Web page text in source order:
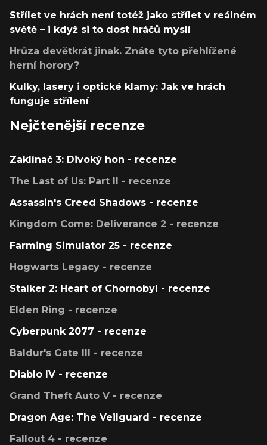
Střílet ve hrách není totéž jako střílet v reálném
světě – i když si to dost hráčů myslí
Hrůza devětkrát jinak. Znáte tyto přehlížené
herní horory?
Kulky, lasery i optické klamy: Jak ve hrách
funguje střílení
Nejčtenější recenze
Zaklínač 3: Divoký hon - recenze
The Last of Us: Part II - recenze
Assassin's Creed Shadows - recenze
Kingdom Come: Deliverance 2 - recenze
Farming Simulator 25 - recenze
Hogwarts Legacy - recenze
Stalker 2: Heart of Chornobyl - recenze
Elden Ring - recenze
Cyberpunk 2077 - recenze
Baldur's Gate III - recenze
Diablo IV - recenze
Grand Theft Auto V - recenze
Dragon Age: The Veilguard - recenze
Fallout 4 - recenze